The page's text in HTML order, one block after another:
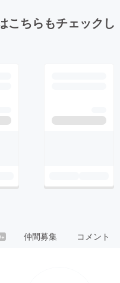
こちらもチェックし
仲間募集 コメント